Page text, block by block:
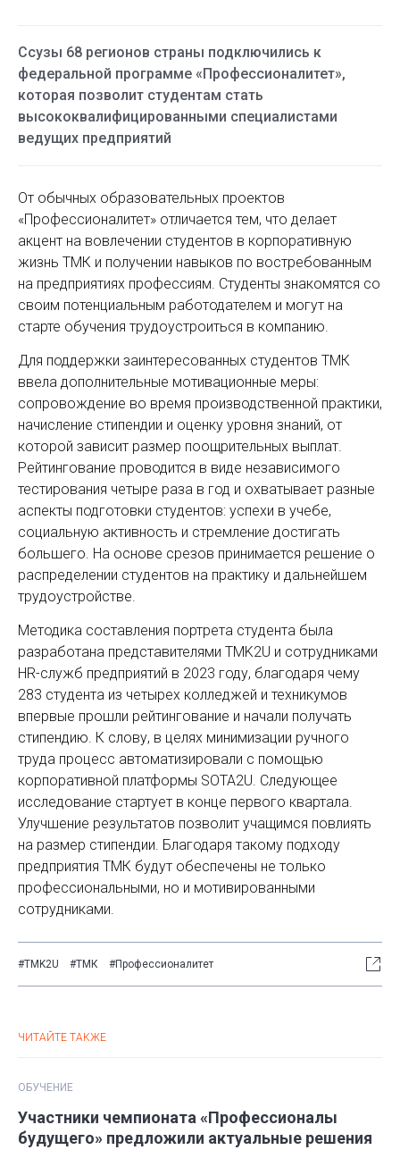
Ссузы 68 регионов страны подключились к
федеральной программе «Профессионалитет»,
которая позволит студентам стать
высококвалифицированными специалистами
ведущих предприятий
От обычных образовательных проектов
«Профессионалитет» отличается тем, что делает
акцент на вовлечении студентов в корпоративную
жизнь ТМК и получении навыков по востребованным
на предприятиях профессиям. Студенты знакомятся со
своим потенциальным работодателем и могут на
старте обучения трудоустроиться в компанию.
Для поддержки заинтересованных студентов ТМК
ввела дополнительные мотивационные меры:
сопровождение во время производственной практики,
начисление стипендии и оценку уровня знаний, от
которой зависит размер поощрительных выплат.
Рейтингование проводится в виде независимого
тестирования четыре раза в год и охватывает разные
аспекты подготовки студентов: успехи в учебе,
социальную активность и стремление достигать
большего. На основе срезов принимается решение о
распределении студентов на практику и дальнейшем
трудоустройстве.
Методика составления портрета студента была
разработана представителями TMK2U и сотрудниками
HR-служб предприятий в 2023 году, благодаря чему
283 студента из четырех колледжей и техникумов
впервые прошли рейтингование и начали получать
стипендию. К слову, в целях минимизации ручного
труда процесс автоматизировали с помощью
корпоративной платформы SOTA2U. Следующее
исследование стартует в конце первого квартала.
Улучшение результатов позволит учащимся повлиять
на размер стипендии. Благодаря такому подходу
предприятия ТМК будут обеспечены не только
профессиональными, но и мотивированными
сотрудниками.
#TMK2U #ТМК #Профессионалитет
ЧИТАЙТЕ ТАКЖЕ
ОБУЧЕНИЕ
Участники чемпионата «Профессионалы
будущего» предложили актуальные решения